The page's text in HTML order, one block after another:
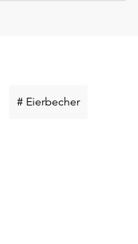
# Eierbecher